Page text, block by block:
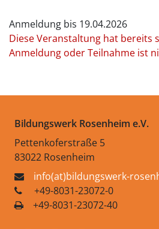
Anmeldung bis 19.04.2026
Diese Veranstaltung hat bereits
Anmeldung oder Teilnahme ist
Bildungswerk Rosenheim e.V.
Pettenkoferstraße 5
83022 Rosenheim
info(at)bildungswerk-
+49-8031-23072-0
+49-8031-23072-40